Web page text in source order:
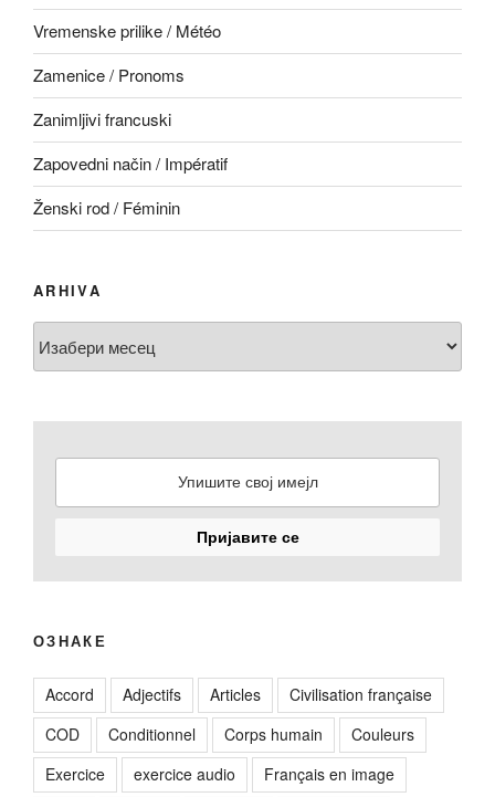
Vremenske prilike / Météo
Zamenice / Pronoms
Zanimljivi francuski
Zapovedni način / Impératif
Ženski rod / Féminin
ARHIVA
ОЗНАКЕ
Accord Adjectifs Articles
Civilisation française
COD
Conditionnel Corps humain
Couleurs
Exercice
exercice audio
Français en image